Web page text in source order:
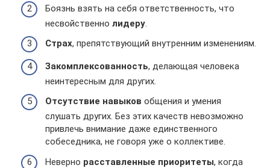
Боязнь взять на себя ответственность, что
несвойственно лидеру
Страх, препятствующий внутренним изменениям.
Закомплексованность, делающая человека
неинтересным для других.
Отсутствие навыков общения и умения
слушать других. Без этих качеств невозможно
привлечь внимание даже единственного
собеседника, не говоря уже о коллективе.
Неверно расставленные приоритеты, когда